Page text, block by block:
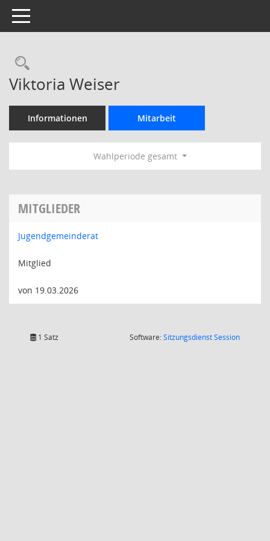
Toggle navigation
Rechercheauswahl
Viktoria Weiser
Informationen Mitarbeit
Wahlperiode gesamt
MITGLIEDER
Jugendgemeinderat
Mitglied
von 19.03.2026
1 Satz Software:SitzungsdienstSession(Wird in